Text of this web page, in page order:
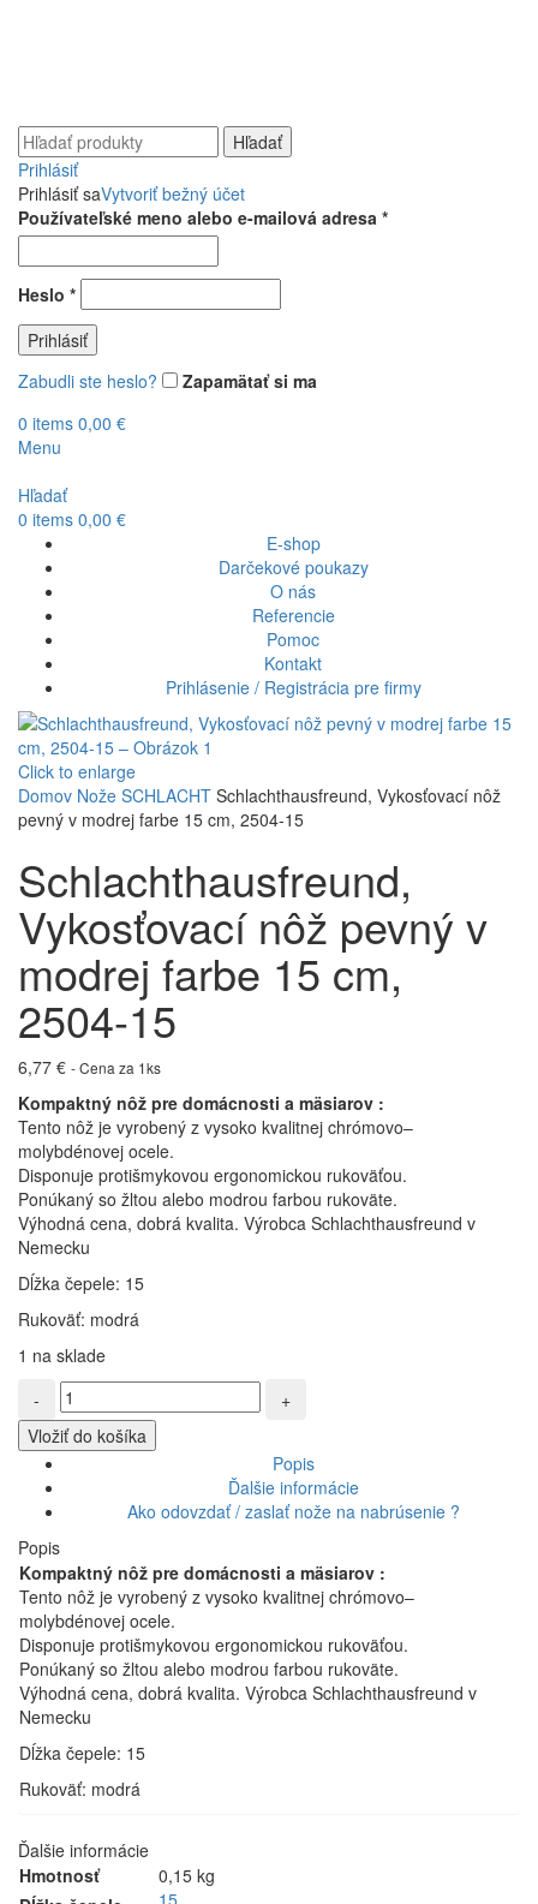
Hľadať
Prihlásiť
Prihlásiť saVytvoriť bežný účet
Používateľské meno alebo e-mailová adresa *Povinné
Heslo *Povinné
Prihlásiť
Zabudli ste heslo?
Zapamätať si ma
0 items 0,00 €
Menu
Hľadať
0 items 0,00 €
E-shop
Darčekové poukazy
O nás
Referencie
Pomoc
Kontakt
Prihlásenie / Registrácia pre firmy
Click to enlarge
Domov Nože SCHLACHT Schlachthausfreund, Vykosťovací nôž
pevný v modrej farbe 15 cm, 2504-15
Schlachthausfreund,
Vykosťovací nôž pevný v
modrej farbe 15 cm,
2504-15
6,77 € - Cena za 1ks
Kompaktný nôž pre domácnosti a mäsiarov :
Tento nôž je vyrobený z vysoko kvalitnej chrómovo–
molybdénovej ocele.
Disponuje protišmykovou ergonomickou rukoväťou.
Ponúkaný so žltou alebo modrou farbou rukoväte.
Výhodná cena, dobrá kvalita. Výrobca Schlachthausfreund v
Nemecku
Dĺžka čepele: 15
Rukoväť: modrá
1 na sklade
množstvo
Schlachthausfreund,
Vykosťovací
farbe
15
cm,
2504-
15
Vložiť do košíka
Popis
Ďalšie informácie
Ako odovzdať / zaslať nože na nabrúsenie ?
Popis
Kompaktný nôž pre domácnosti a mäsiarov :
Tento nôž je vyrobený z vysoko kvalitnej chrómovo–
molybdénovej ocele.
Disponuje protišmykovou ergonomickou rukoväťou.
Ponúkaný so žltou alebo modrou farbou rukoväte.
Výhodná cena, dobrá kvalita. Výrobca Schlachthausfreund v
Nemecku
Dĺžka čepele: 15
Rukoväť: modrá
Ďalšie informácie
Hmotnosť
0,15 kg
15